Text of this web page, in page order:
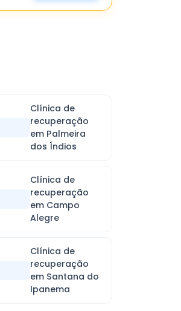
Clínica de
recuperação
em Palmeira
dos Índios
Clínica de
recuperação
em Campo
Alegre
Clínica de
recuperação
em Santana do
Ipanema